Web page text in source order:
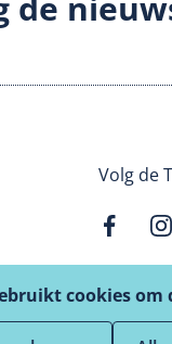
Volg de
cookies